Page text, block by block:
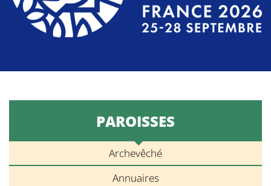
PAROISSES
Archevêché
Annuaires